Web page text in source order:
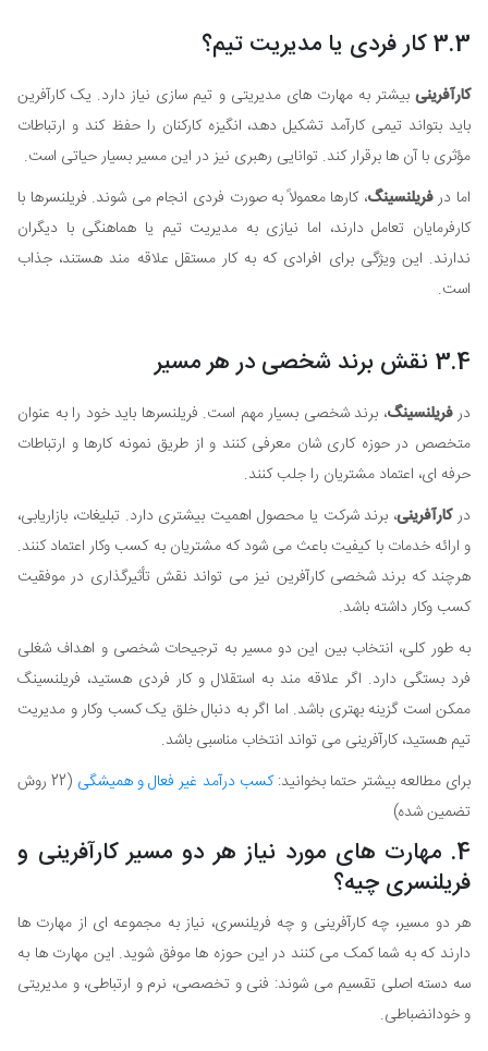
3.3 کار فردی یا مدیریت تیم؟
کارآفرینی بیشتر به مهارت های مدیریتی و تیم سازی نیاز دارد. یک کارآفرین
باید بتواند تیمی کارآمد تشکیل دهد، انگیزه کارکنان را حفظ کند و ارتباطات
مؤثری با آن ها برقرار کند. توانایی رهبری نیز در این مسیر بسیار حیاتی است.
اما درفریلنسینگ، کارها معمولاً به صورت فردی انجام می شوند. فریلنسرها با
کارفرمایان تعامل دارند، اما نیازی به مدیریت تیم یا هماهنگی با دیگران
ندارند. این ویژگی برای افرادی که به کار مستقل علاقه مند هستند، جذاب
است.
3.4 نقش برند شخصی در هر مسیر
درفریلنسینگ، برند شخصی بسیار مهم است. فریلنسرها باید خود را به عنوان
متخصص در حوزه کاری شان معرفی کنند و از طریق نمونه کارها و ارتباطات
حرفه ای، اعتماد مشتریان را جلب کنند.
درکارآفرینی، برند شرکت یا محصول اهمیت بیشتری دارد. تبلیغات، بازاریابی،
و ارائه خدمات با کیفیت باعث می شود که مشتریان به کسب وکار اعتماد کنند.
هرچند که برند شخصی کارآفرین نیز می تواند نقش تأثیرگذاری در موفقیت
کسب وکار داشته باشد.
به طور کلی، انتخاب بین این دو مسیر به ترجیحات شخصی و اهداف شغلی
فرد بستگی دارد. اگر علاقه مند به استقلال و کار فردی هستید، فریلنسینگ
ممکن است گزینه بهتری باشد. اما اگر به دنبال خلق یک کسب وکار و مدیریت
تیم هستید، کارآفرینی می تواند انتخاب مناسبی باشد.
برای مطالعه بیشتر حتما بخوانید:کسب درآمد غیر فعال و همیشگی
(22 روش
تضمین شده)
4. مهارت های مورد نیاز هر دو مسیر کارآفرینی و
فریلنسری چیه؟
هر دو مسیر، چه کارآفرینی و چه فریلنسری، نیاز به مجموعه ای از مهارت ها
دارند که به شما کمک می کنند در این حوزه ها موفق شوید. این مهارت ها به
سه دسته اصلی تقسیم می شوند: فنی و تخصصی، نرم و ارتباطی، و مدیریتی
و خودانضباطی.